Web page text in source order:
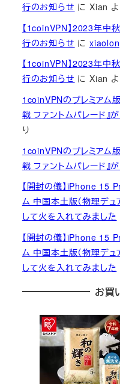
行のお知らせ にXian
【1coinVPN】2023年中
行のお知らせ に
【1coinVPN】2023年中
行のお知らせ にXian
1coinVPNのプレミアム
戦 ファントムパレード』
り
1coinVPNのプレミアム
戦 ファントムパレード』
【開封の儀】iPhone 15
ム 中国本土版（物理デ
して火を入れてみました
【開封の儀】iPhone 15
ム 中国本土版（物理デ
して火を入れてみました
お買